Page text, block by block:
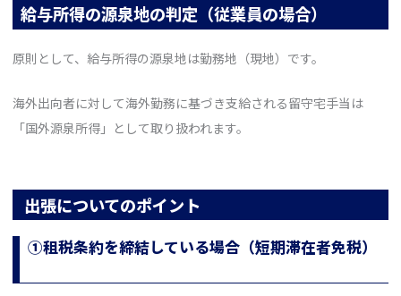
給与所得の源泉地の判定（従業員の場合）
原則として、給与所得の源泉地は勤務地（現地）です。
海外出向者に対して海外勤務に基づき支給される留守宅手当は
「国外源泉所得」として取り扱われます。
出張についてのポイント
①租税条約を締結している場合（短期滞在者免税）